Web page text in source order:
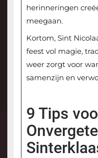
herinneringen
meegaan.
Kortom, Sint
feest vol magie,
weer zorgt voor
samenzijn en
9 Tips